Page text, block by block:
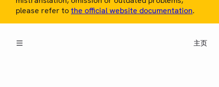
please refer tothe official website documentation.
主页
教程
参考